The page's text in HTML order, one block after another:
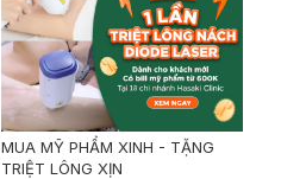
MUA MỸ PHẨM XINH - TẶNG
TRIỆT LÔNG XỊN